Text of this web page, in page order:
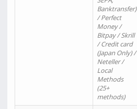
Banktransfer)
/ Perfect
Money /
Bitpay / Skrill
/ Credit card
(Japan Only) /
Neteller /
Local
Methods
(25+
methods)